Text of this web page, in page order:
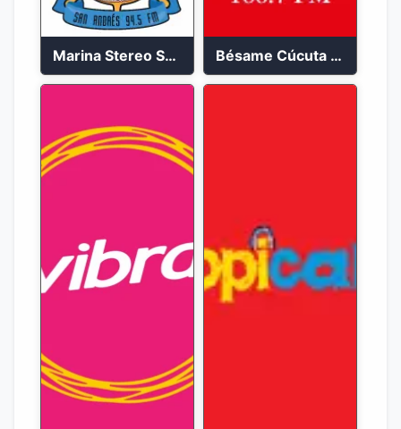
Marina Stereo San Andres 94.5 FM Bésame Cúcuta en vivo 2023